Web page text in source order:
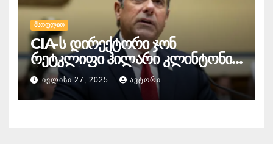
ᲛᲡᲝᲤᲚᲘᲝ
CIA-ს დირექტორი ჯონ
რეტკლიფი ჰილარი კლინტონის
წინააღმდეგ
სისხლისსამართლებრივ
დევნაზე საუბრობს
ᲘᲕᲚᲘᲡᲘ 27, 2025 ᲐᲕᲢᲝᲠᲘ